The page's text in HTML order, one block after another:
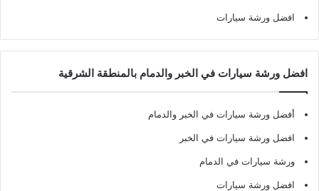
افضل ورشة سيارات
افضل ورشة سيارات في الخبر والدمام بالمنطقة الشرقية
أفضل ورشة سيارات في الخبر والدمام
افضل ورشة سيارات في الخبر
ورشة سيارات في الدمام
افضل ورشة سيارات